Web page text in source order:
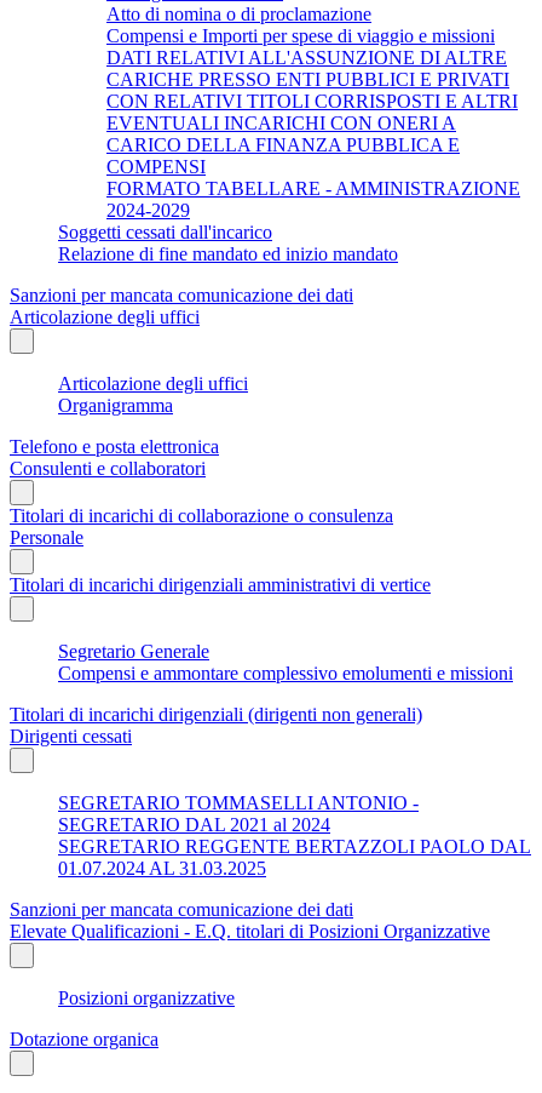
Atto di nomina o di proclamazione
Compensi e Importi per spese di viaggio e missioni
DATI RELATIVI ALL'ASSUNZIONE DI ALTRE
CARICHE PRESSO ENTI PUBBLICI E PRIVATI
CON RELATIVI TITOLI CORRISPOSTI E ALTRI
EVENTUALI INCARICHI CON ONERI A
CARICO DELLA FINANZA PUBBLICA E
COMPENSI
FORMATO TABELLARE - AMMINISTRAZIONE
2024-2029
Soggetti cessati dall'incarico
Relazione di fine mandato ed inizio mandato
Sanzioni per mancata comunicazione dei dati
Articolazione degli uffici
Articolazione degli uffici
Organigramma
Telefono e posta elettronica
Consulenti e collaboratori
Titolari di incarichi di collaborazione o consulenza
Personale
Titolari di incarichi dirigenziali amministrativi di vertice
Segretario Generale
Compensi e ammontare complessivo emolumenti e missioni
Titolari di incarichi dirigenziali (dirigenti non generali)
Dirigenti cessati
SEGRETARIO TOMMASELLI ANTONIO -
SEGRETARIO DAL 2021 al 2024
SEGRETARIO REGGENTE BERTAZZOLI PAOLO DAL
01.07.2024 AL 31.03.2025
Sanzioni per mancata comunicazione dei dati
Elevate Qualificazioni - E.Q. titolari di Posizioni Organizzative
Posizioni organizzative
Dotazione organica